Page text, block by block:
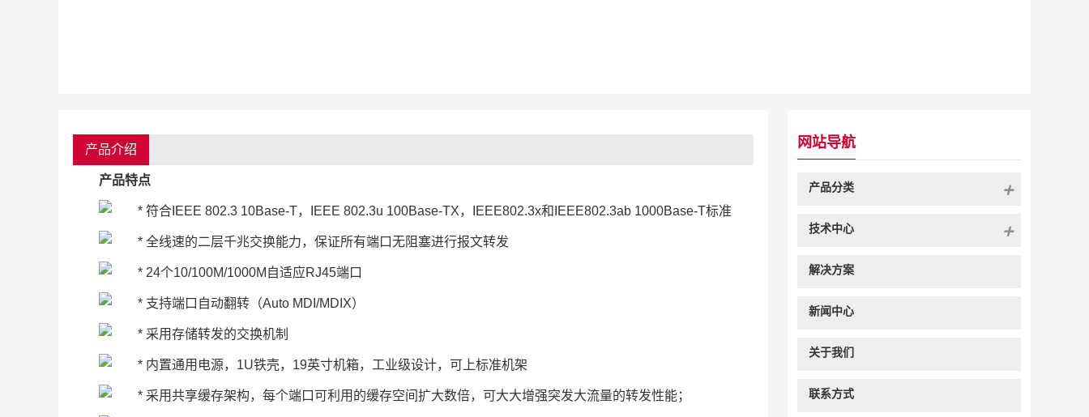
产品介绍
产品特点
符合IEEE 802.3 10Base-T，IEEE 802.3u 100Base-TX，IEEE802.3x和IEEE802.3ab 1000Base-T标准
全线速的二层千兆交换能力，保证所有端口无阻塞进行报文转发
24个10/100M/1000M自适应RJ45端口
支持端口自动翻转（Auto MDI/MDIX）
采用存储转发的交换机制
内置通用电源，1U铁壳，19英寸机箱，工业级设计，可上标准机架
采用共享缓存架构，每个端口可利用的缓存空间扩大数倍，可大大增强突发大流量的转发性能；
网站导航
产品分类
技术中心
解决方案
新闻中心
关于我们
联系方式